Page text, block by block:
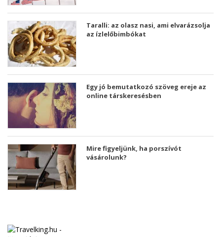
Taralli: az olasz nasi, ami elvarázsolja
az ízlelőbimbókat
Egy jó bemutatkozó szöveg ereje az
online társkeresésben
Mire figyeljünk, ha porszívót
vásárolunk?